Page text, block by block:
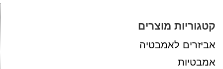
קטגוריות מוצרים
אביזרים לאמבטיה
אמבטיות